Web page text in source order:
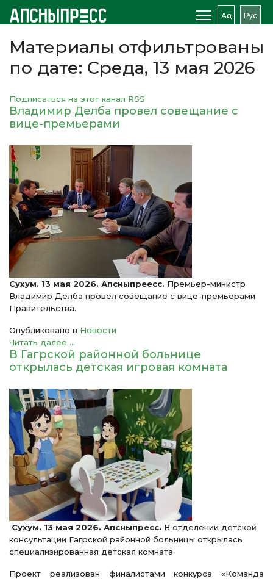
Аԥс Рус
Материалы отфильтрованы
по дате: Среда, 13 мая 2026
Подписаться на этот канал RSS
Владимир Делба провел совещание с
вице-премьерами
Сухум. 13 мая 2026. Апсныпреесс. Премьер-министр
Владимир Делба провел совещание с вице-премьерами
Правительства.
Опубликовано в Новости
Читать далее ...
В Гагрской районной больнице
открылась детская игровая комната
Сухум. 13 мая 2026. Апсныпресс. В отделении детской
консультации Гагрской районной больницы открылась
специализированная детская комната.
Проект реализован финалистами конкурса «Команда